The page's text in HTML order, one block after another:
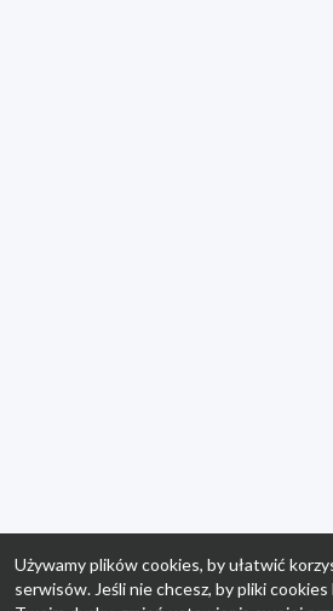
Używamy plików cookies, by ułatwić
serwisów. Jeśli nie chcesz, by pliki cookies